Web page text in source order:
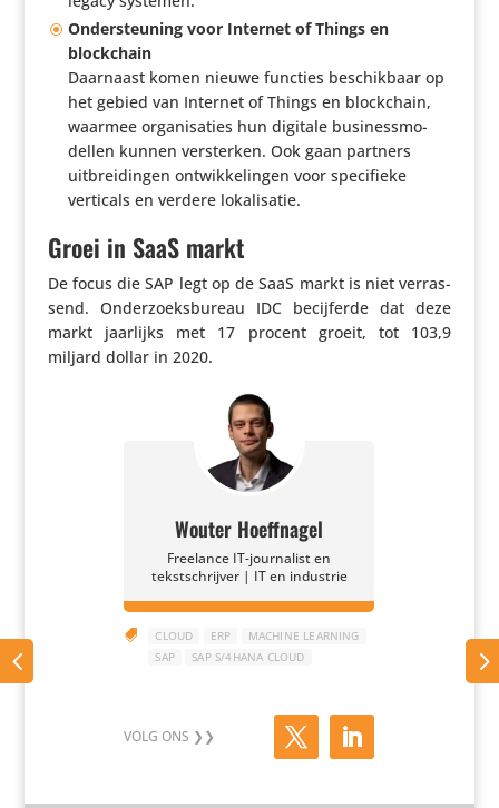
Onder­steu­ning voor Internet of Things en
blockchain
Daarnaast komen nieuwe functies beschik­baar op
het gebied van Internet of Things en block­chain,
waarmee orga­ni­sa­ties hun digitale busi­ness­mo­
dellen kunnen versterken. Ook gaan partners
uitbrei­dingen ontwik­ke­lingen voor speci­fieke
verticals en verdere lokalisatie.
Groei in SaaS markt
De focus die SAP legt op de SaaS markt is niet verras­
send. Onder­zoeks­bu­reau IDC becij­ferde dat deze
markt jaarlijks met 17 procent groeit, tot 103,9
miljard dollar in 2020.
Wouter Hoeffnagel
Freelance IT-journalist en
tekstschrijver | IT en industrie
 CLOUD ERP
MACHINE LEARNING
SAP
SAP S/4HANA CLOUD